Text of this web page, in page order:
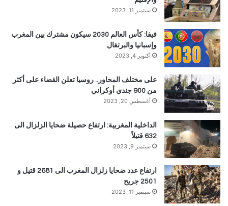
سبتمبر 11, 2023
فيفا: كأس العالم 2030 سيكون مشترك بين المغرب
وإسبانيا والبرتغال
أكتوبر 4, 2023
على مختلف المحاور.. روسيا تعلن القضاء على أكثر
من 900 جندي أوكراني
أغسطس 20, 2023
الداخلية المغربية: ارتفاع حصيلة ضحايا الزلزال الى
632 قتيلاً
سبتمبر 9, 2023
ارتفاع عدد ضحايا زلزال المغرب الى 2681 قتيل و
2501 جريح
سبتمبر 11, 2023